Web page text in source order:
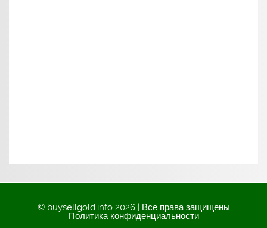
© buysellgold.info 2026 | Все права защищены
Политика конфиденциальности